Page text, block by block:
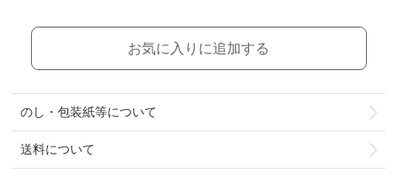
か、全国各地にて展覧会を開催。
2024年６月、個人美術館「LITO
FUKUSHIMA」がオープン。 #想い
っぱ切り絵 #葉っぱ切り絵アート #
アートコラボ #限定コラボ #シャデ
#シャディ #シャディの歴史
#Shaddy #サラダ館 #公式アプリ
お気に入りに追加する
のし・包装紙等について
送料について